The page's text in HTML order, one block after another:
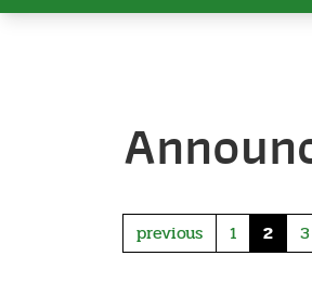
previous 1 2 3